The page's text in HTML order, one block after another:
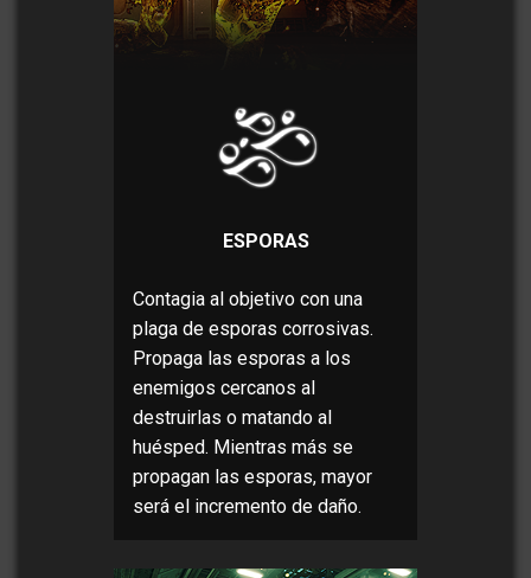
ESPORAS
Contagia al objetivo con una
plaga de esporas corrosivas.
Propaga las esporas a los
enemigos cercanos al
destruirlas o matando al
huésped. Mientras más se
propagan las esporas, mayor
será el incremento de daño.